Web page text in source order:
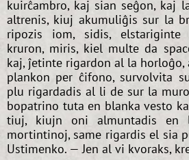
kuirĉambro, kaj sian seĝon, kaj
altrenis, kiuj akumuliĝis sur la
ripozis iom, sidis, elstariginte
kruron, miris, kiel multe da
kaj, ĵetinte rigardon al la horloĝo,
plankon per ĉifono, survolvita
plu rigardadis al li de sur la
bopatrino tuta en blanka vesto
tiuj, kiujn oni almuntadis en
mortintinoj, same rigardis el sia
Ustimenko. — Jen al vi kvoraks,